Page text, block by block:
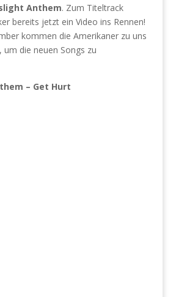
Anthem. Zum Titeltrack
bereits jetzt ein Video ins Rennen!
kommen die Amerikaner zu uns
um die neuen Songs zu
– Get Hurt